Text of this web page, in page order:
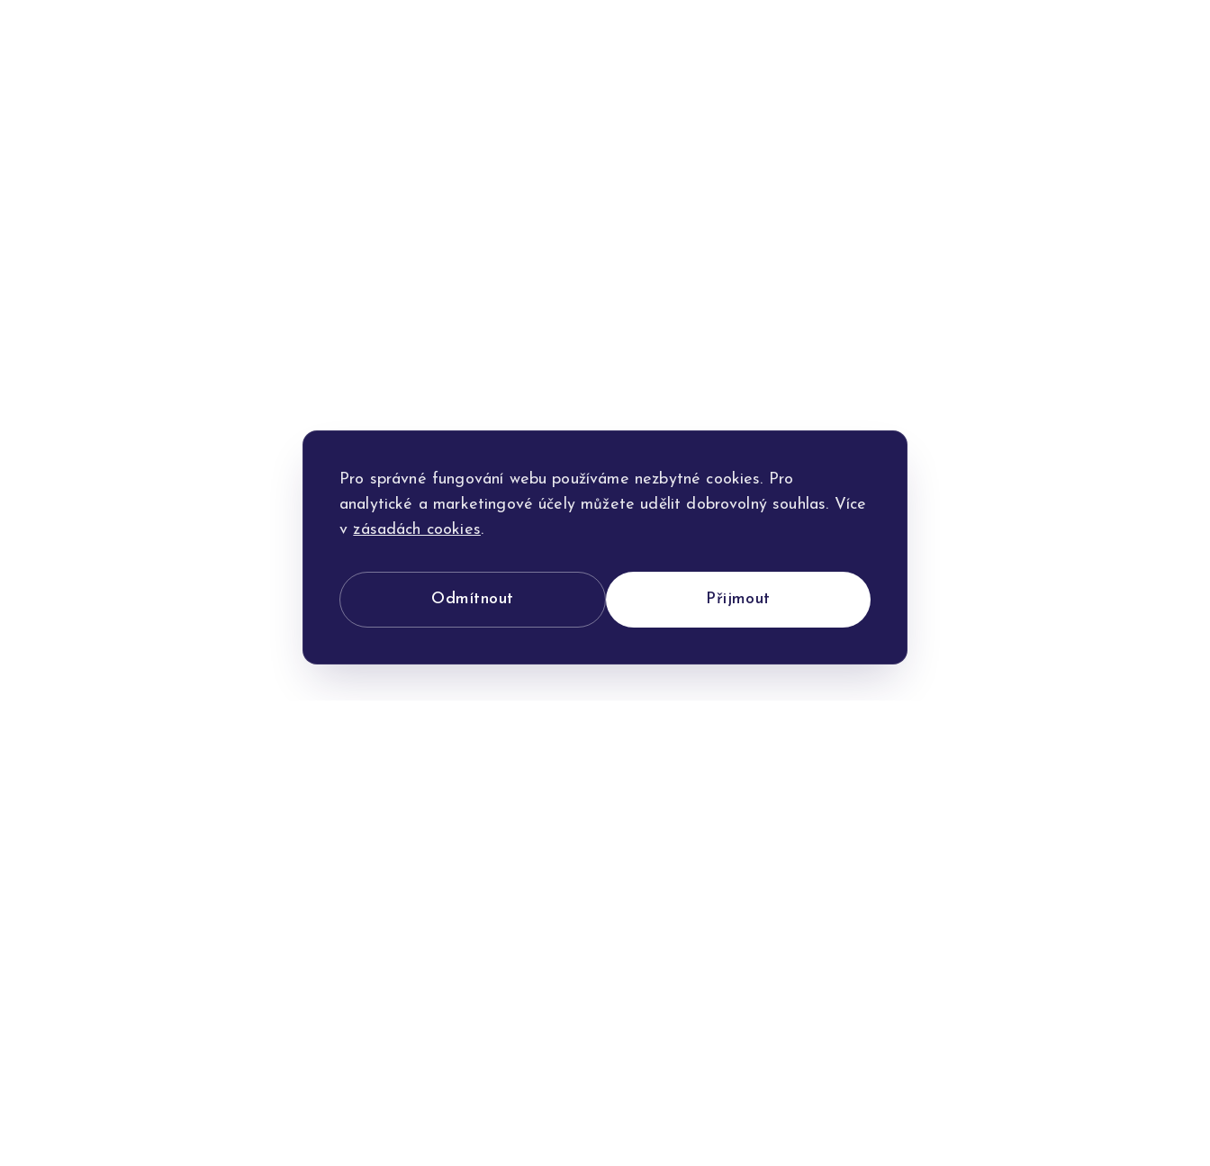
Pro správné fungování webu používáme nezbytné cookies. Pro
analytické a marketingové účely můžete udělit dobrovolný souhlas. Více
v zásadách cookies.
Odmítnout Přijmout